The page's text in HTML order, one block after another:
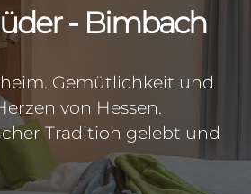
- Bimbach
Gemütlichkeit und
von Hessen.
Tradition gelebt und